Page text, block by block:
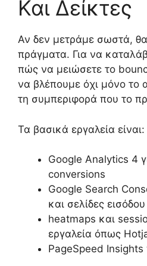
Και Δείκτες
Αν δεν μετράμε σωστά,
πράγματα. Για να
πώς να μειώσετε το
να βλέπουμε όχι μόνο το
τη συμπεριφορά που το
Τα βασικά εργαλεία είναι:
Google Analytics 4
conversions
Google Search
και σελίδες εισόδου
heatmaps και
εργαλεία όπως
PageSpeed Insights